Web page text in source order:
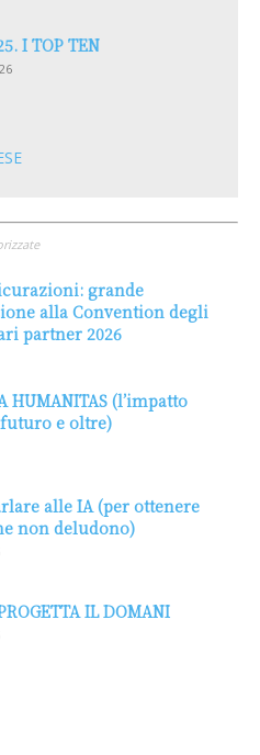
I TOP TEN
grande
alla Convention degli
partner 2026
HUMANITAS (l’impatto
e oltre)
alle IA (per ottenere
non deludono)
IL DOMANI